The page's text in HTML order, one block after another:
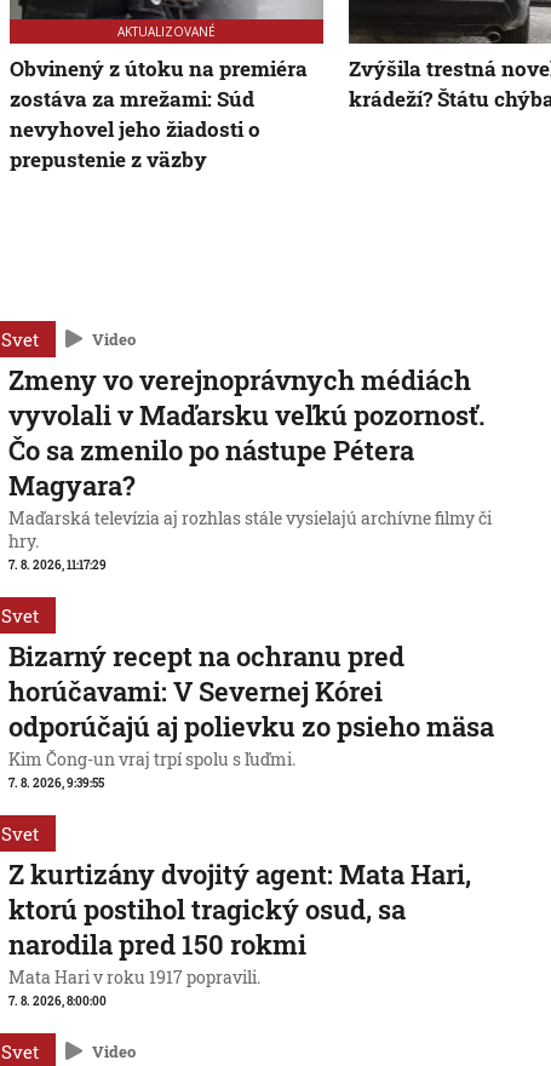
AKTUALIZOVANÉ
Obvinený z útoku na premiéra
zostáva za mrežami: Súd
nevyhovel jeho žiadosti o
prepustenie z väzby
Zvýšila trestná
krádeží? Štátu
Svet Video
Zmeny vo verejnoprávnych médiách
vyvolali v Maďarsku veľkú pozornosť.
Čo sa zmenilo po nástupe Pétera
Magyara?
Maďarská televízia aj rozhlas stále vysielajú archívne filmy či
hry.
7. 8. 2026, 11:17:29
Svet
Bizarný recept na ochranu pred
horúčavami: V Severnej Kórei
odporúčajú aj polievku zo psieho mäsa
Kim Čong-un vraj trpí spolu s ľuďmi.
7. 8. 2026, 9:39:55
Svet
Z kurtizány dvojitý agent: Mata Hari,
ktorú postihol tragický osud, sa
narodila pred 150 rokmi
Mata Hari v roku 1917 popravili.
7. 8. 2026, 8:00:00
Svet Video